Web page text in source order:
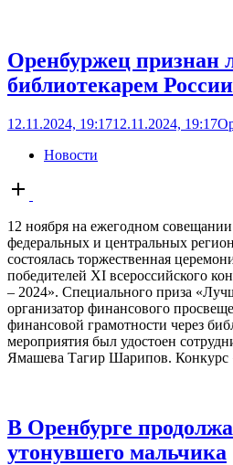
Оренбуржец признан
библиотекарем России
12.11.2024, 19:1712.11.2024, 19:17
Новости
Open
post
12 ноября на ежегодном
федеральных и центральных
состоялась торжественная
победителей XI всероссийского
– 2024». Специального приза
организатор финансового
финансовой грамотности через
мероприятия был удостоен
Ямашева Тагир Шарипов. Конкурс
В Оренбурге
утонувшего мальчика